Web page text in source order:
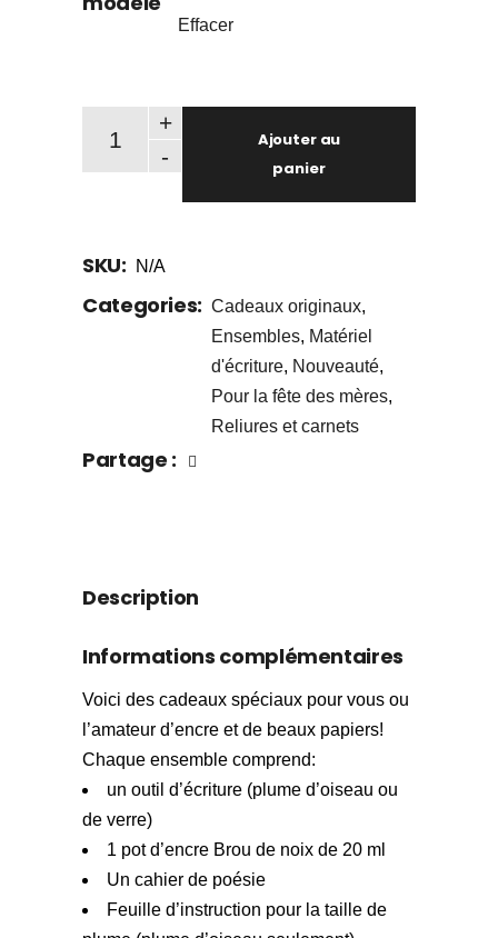
Effacer
Ensemble du poète quantity
-
+
Ajouter au
panier
SKU: N/A
Categories: Cadeaux originaux,
Ensembles, Matériel
d'écriture, Nouveauté,
Pour la fête des mères,
Reliures et carnets
Partage :
Description
Informations complémentaires
Voici des cadeaux spéciaux pour vous ou
l’amateur d’encre et de beaux papiers!
Chaque ensemble comprend:
un outil d’écriture (plume d’oiseau ou
de verre)
1 pot d’encre Brou de noix de 20 ml
Un cahier de poésie
Feuille d’instruction pour la taille de